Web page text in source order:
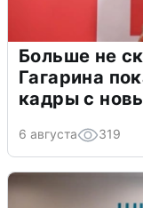
Больше не
Гагарина
кадры с
6 августа 319